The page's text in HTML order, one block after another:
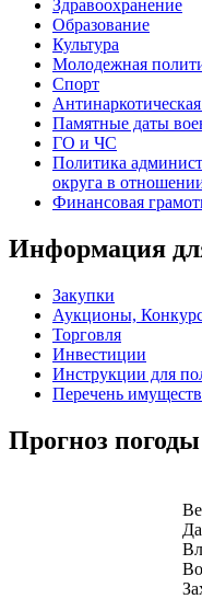
Здравоохранение
Образование
Культура
Молодежная
Спорт
Памятные даты
ГО и ЧС
Политика
округа в
Финансовая
Информация
Закупки
Аукционы,
Торговля
Инвестиции
Инструкции для
Перечень
Прогноз погоды